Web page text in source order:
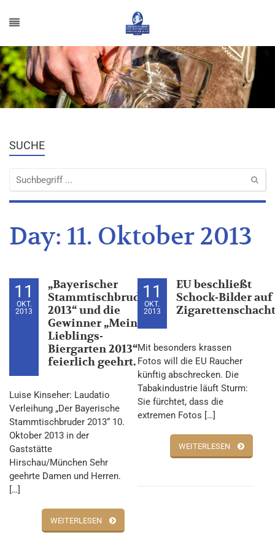
SUCHE
Day: 11. Oktober 2013
11
OKT.
2013
„Bayerischer
Stammtischbruder
2013“ und die
Gewinner „Mein
Lieblings-
Biergarten 2013“
feierlich geehrt.
Luise Kinseher: Laudatio
Verleihung „Der Bayerische
Stammtischbruder 2013“ 10.
Oktober 2013 in der
Gaststätte
Hirschau/München Sehr
geehrte Damen und Herren.
[…]
WEITERLESEN
11
OKT.
2013
EU beschließt
Schock-Bilder auf
Mit besonders krassen
Fotos will die EU Raucher
künftig abschrecken. Die
Tabakindustrie läuft Sturm:
Sie fürchtet, dass die
extremen Fotos […]
WEITERLESEN